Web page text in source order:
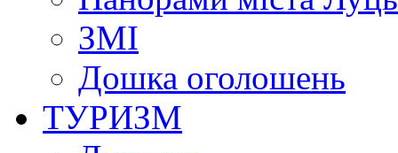
ЗМІ
Дошка оголошень
ТУРИЗМ